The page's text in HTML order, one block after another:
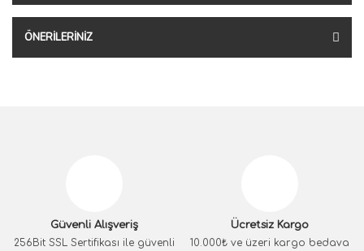
ÖNERILERINIZ
Güvenli Alışveriş
256Bit SSL Sertifikası ile güvenli
Ücretsiz Kargo
10.000₺ ve üzeri kargo bedava